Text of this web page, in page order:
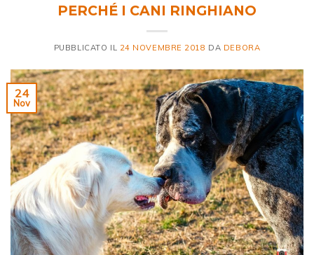
PERCHÉ I CANI RINGHIANO
PUBBLICATO IL 24 NOVEMBRE 2018 DA DEBORA
24
Nov